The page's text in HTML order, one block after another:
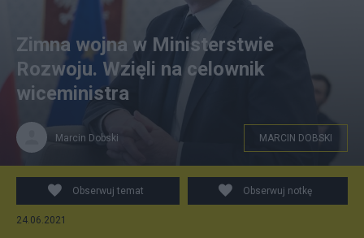
Wicepremier Jarosła Gowin i jego stronnicy krytycznie
oceniają utworzenie Republikanów. Fot. KPRM
Zimna wojna w Ministerstwie
Rozwoju. Wzięli na celownik
wiceministra
Marcin Dobski MARCIN DOBSKI
Obserwuj temat Obserwuj notkę
24.06.2021